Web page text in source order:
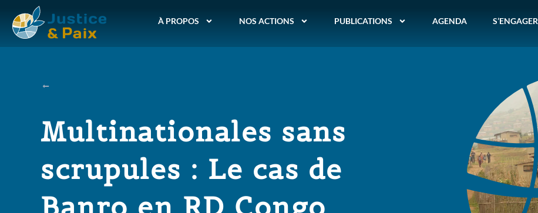
À PROPOS NOS ACTIONS PUBLICATIONS AGENDA S’ENGAGER
Multinationales sans
scrupules : Le cas de